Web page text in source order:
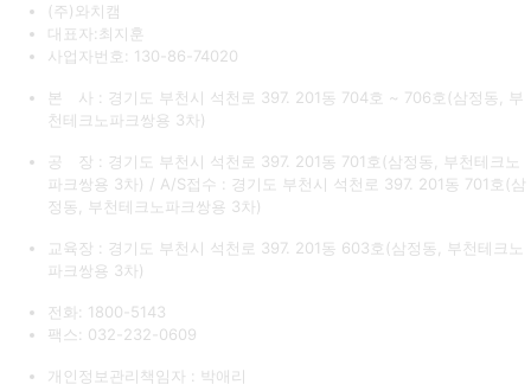
(주)와치캠
대표자:최지훈
사업자번호: 130-86-74020
본 사 : 경기도 부천시 석천로 397. 201동 704호 ~ 706호(삼정동, 부
천테크노파크쌍용 3차)
공 장 : 경기도 부천시 석천로 397. 201동 701호(삼정동, 부천테크노
파크쌍용 3차) / A/S접수 : 경기도 부천시 석천로 397. 201동 701호(삼
정동, 부천테크노파크쌍용 3차)
교육장 : 경기도 부천시 석천로 397. 201동 603호(삼정동, 부천테크노
파크쌍용 3차)
전화: 1800-5143
팩스: 032-232-0609
개인정보관리책임자 : 박애리